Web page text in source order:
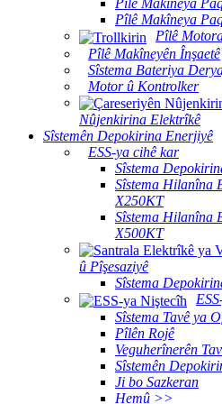
Pîlê Makîneya
Pîlê Makîneya
Pîlê
Pîlê Makîneyên Înşaetê
Sîstema Bateriya
Motor û Kontrolker
Nûjenkirina Elektrîkê
Sîstemên Depokirina Enerjiyê
ESS-ya cihê kar
Sîstema
Sîstema Hilanîna
X250KT
Sîstema Hilanîna
X500KT
û Pîşesaziyê
Sîstema
Sîstema Tavê ya
Pîlên Rojê
Veguherînerên
Sîstemên
Ji bo Sazkeran
Hemû >>